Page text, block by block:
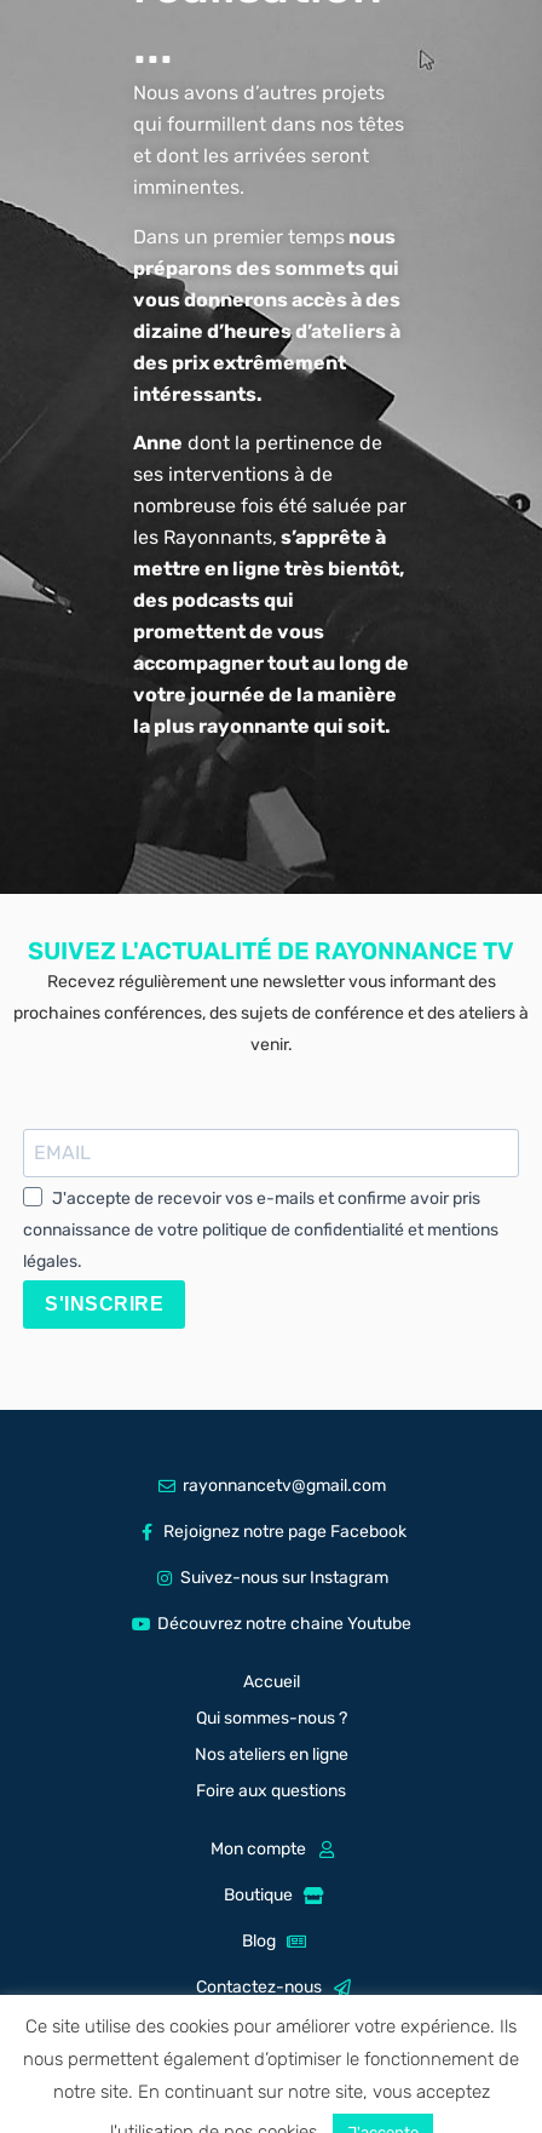
...
Nous avons d’autres projets
qui fourmillent dans nos têtes
et dont les arrivées seront
imminentes.
Dans un premier temps nous
préparons des sommets qui
vous donnerons accès à des
dizaine d’heures d’ateliers à
des prix extrêmement
intéressants.
Anne dont la pertinence de
ses interventions à de
nombreuse fois été saluée par
les Rayonnants, s’apprête à
mettre en ligne très bientôt,
des podcasts qui
promettent de vous
accompagner tout au long de
votre journée de la manière
la plus rayonnante qui soit.
SUIVEZ L'ACTUALITÉ DE RAYONNANCE TV
Recevez régulièrement une newsletter vous informant des
prochaines conférences, des sujets de conférence et des ateliers à
venir.
J'accepte de recevoir vos e-mails et confirme avoir pris
connaissance de votre politique de confidentialité et mentions
légales.
S'INSCRIRE
rayonnancetv@gmail.com
Rejoignez notre page Facebook
Suivez-nous sur Instagram
Découvrez notre chaine Youtube
Accueil
Qui sommes-nous ?
Nos ateliers en ligne
Foire aux questions
Mon compte
Boutique
Blog
Contactez-nous
Mentions légales
Ce site utilise des cookies pour améliorer votre expérience. Ils
nous permettent également d’optimiser le fonctionnement de
notre site. En continuant sur notre site, vous acceptez